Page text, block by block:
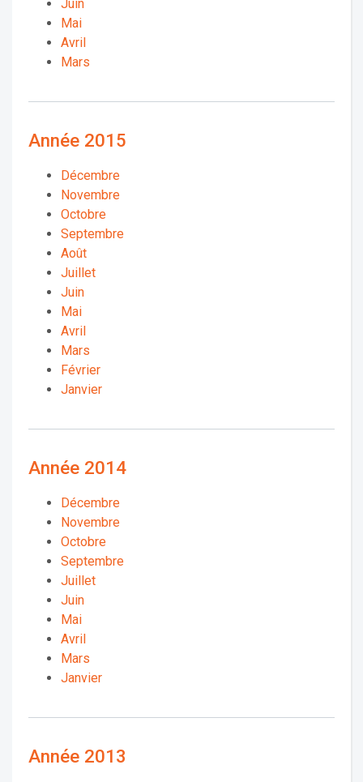
Juin
Mai
Avril
Mars
Année 2015
Décembre
Novembre
Octobre
Septembre
Août
Juillet
Juin
Mai
Avril
Mars
Février
Janvier
Année 2014
Décembre
Novembre
Octobre
Septembre
Juillet
Juin
Mai
Avril
Mars
Janvier
Année 2013